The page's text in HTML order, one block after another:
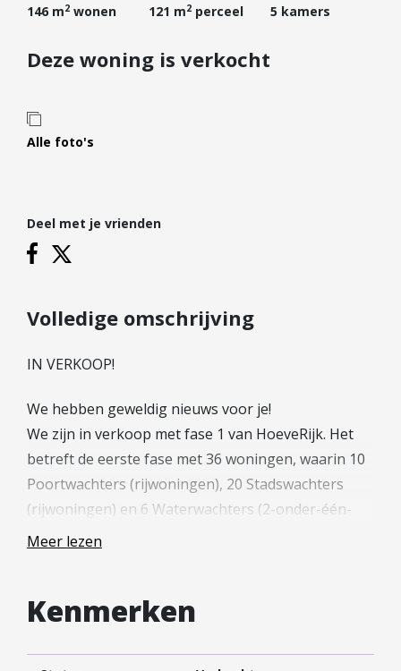
Verhuren
Verzekeren
Projectontwikkelaars
Hypotheekadvies
Hypotheek oversluiten
Starterslening
Banken
Reviews
Leer ons kennen
Over Ons
FAQ
146 m2 wonen 121 m2perceel 5 kamers
Deze woning is verkocht
Alle foto's
Deel met je vrienden
Volledige omschrijving
IN VERKOOP!
We hebben geweldig nieuws voor je!
We zijn in verkoop met fase 1 van HoeveRijk. Het
betreft de eerste fase met 36 woningen, waarin 10
Poortwachters (rijwoningen), 20 Stadswachters
(rijwoningen) en 6 Waterwachters (2-onder-één-
kapwoningen) worden aangeboden.
woongebied gerealiseerd met onder andere 62
met voorzieningen als een supermarkt, restaurant
Meer lezen
Kenmerken